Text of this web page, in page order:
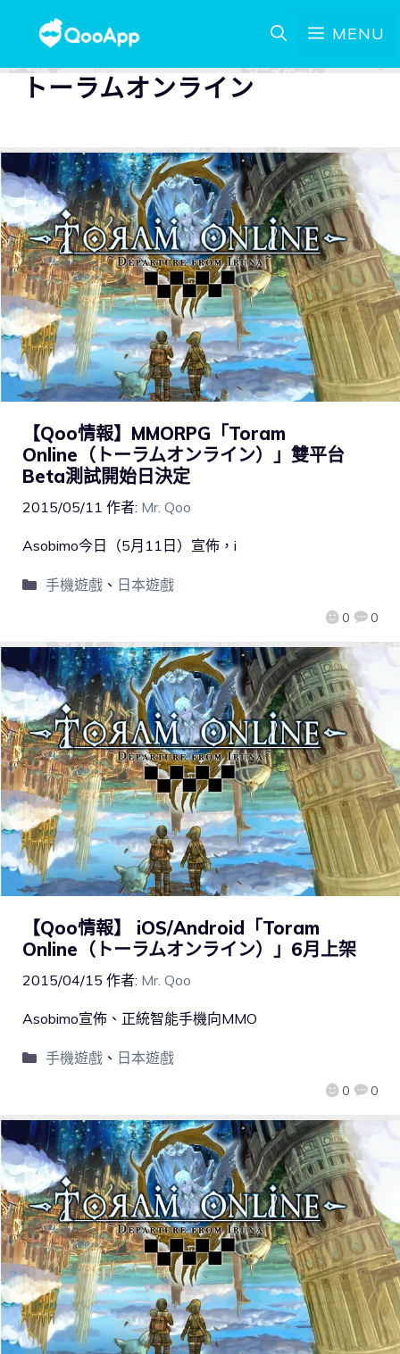
MENU
トーラムオンライン
【Qoo情報】MMORPG「Toram
Online（トーラムオンライン）」雙平台
Beta測試開始日決定
2015/05/11 作者: Mr. Qoo
0 0
Asobimo今日（5月11日）宣佈，i
手機遊戲、 日本遊戲
【Qoo情報】 iOS/Android「Toram
Online（トーラムオンライン）」6月上架
2015/04/15 作者: Mr. Qoo
0 0
Asobimo宣佈、正統智能手機向MMO
手機遊戲、 日本遊戲